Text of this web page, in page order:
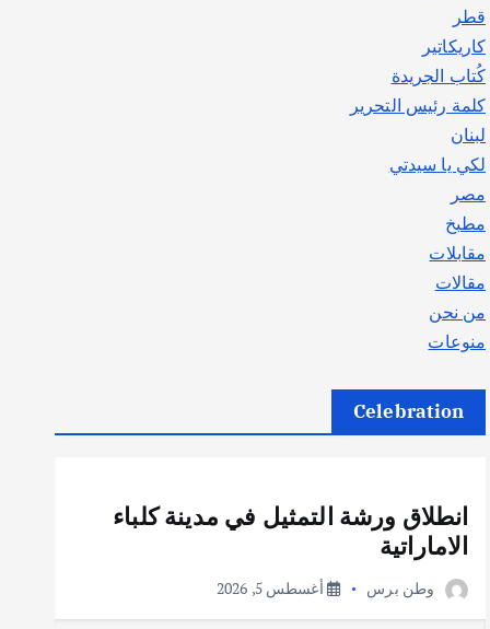
قطر
كاريكاتير
كُتاب الجريدة
كلمة رئيس التحرير
لبنان
لكي يا سيدتي
مصر
مطبخ
مقابلات
مقالات
من نحن
منوعات
Celebration
انطلاق ورشة التمثيل في مدينة كلباء
الاماراتية
وطن برس أغسطس 5, 2026